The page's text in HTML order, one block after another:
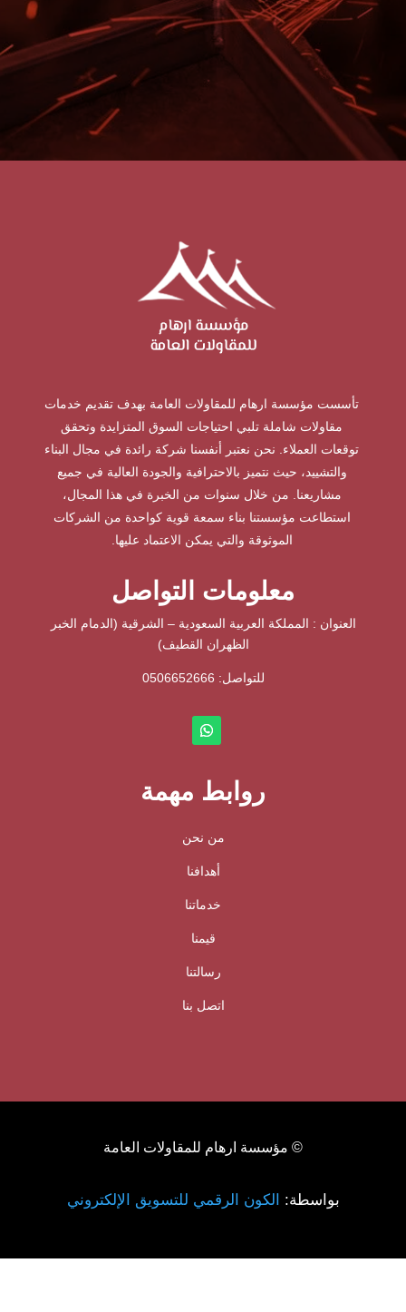
تأسست مؤسسة ارهام للمقاولات العامة بهدف تقديم خدمات
مقاولات شاملة تلبي احتياجات السوق المتزايدة وتحقق
توقعات العملاء. نحن نعتبر أنفسنا شركة رائدة في مجال البناء
والتشييد، حيث نتميز بالاحترافية والجودة العالية في جميع
مشاريعنا. من خلال سنوات من الخبرة في هذا المجال،
استطاعت مؤسستنا بناء سمعة قوية كواحدة من الشركات
الموثوقة والتي يمكن الاعتماد عليها.
معلومات التواصل
العنوان : المملكة العربية السعودية – الشرقية (الدمام الخبر
الظهران القطيف)
للتواصل: ⁦ 0506652666
روابط مهمة
من نحن
أهدافنا
خدماتنا
قيمنا
رسالتنا
اتصل بنا
© مؤسسة ارهام للمقاولات العامة
بواسطة: الكون الرقمي للتسويق الإلكتروني